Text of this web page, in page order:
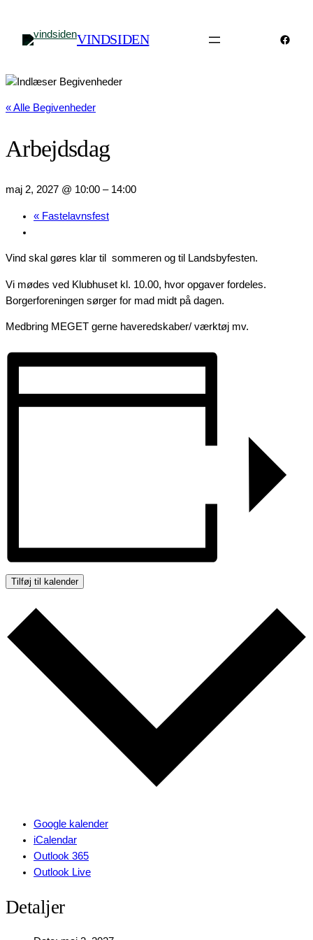
VINDSIDEN
« Alle Begivenheder
Arbejdsdag
maj 2, 2027 @ 10:00 – 14:00
« Fastelavnsfest
Vind skal gøres klar til sommeren og til Landsbyfesten.
Vi mødes ved Klubhuset kl. 10.00, hvor opgaver fordeles.
Borgerforeningen sørger for mad midt på dagen.
Medbring MEGET gerne haveredskaber/ værktøj mv.
Tilføj til kalender
Google kalender
iCalendar
Outlook 365
Outlook Live
Detaljer